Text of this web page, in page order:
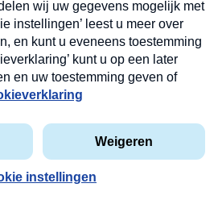
- Omroep MAX
abonnement op onze
en dinsdagochtend in uw